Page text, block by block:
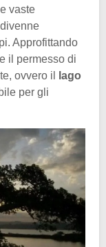
vaste
Approfittando
il permesso di
ovvero il
lago
per gli